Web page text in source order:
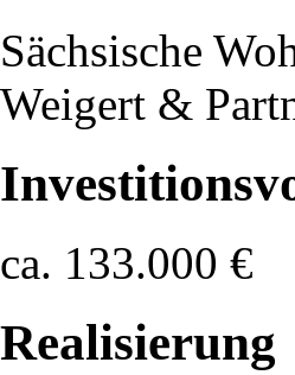
Sächsische
Weigert &
ca. 133.000 €
Realisierung